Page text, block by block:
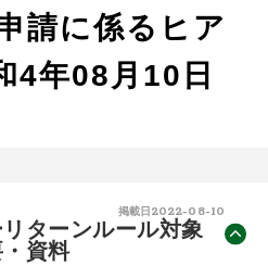
請に係るヒア
4年08月10日
掲載日 2022-08-10
ターンルール対象
資料